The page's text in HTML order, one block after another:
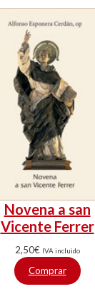
Novena a san
Vicente Ferrer
2,50€ IVA incluido
Comprar